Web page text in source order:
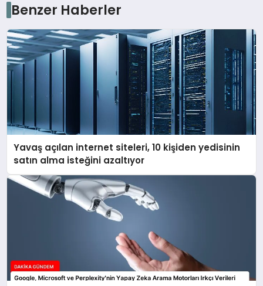
Benzer Haberler
Yavaş açılan internet siteleri, 10 kişiden yedisinin
satın alma isteğini azaltıyor